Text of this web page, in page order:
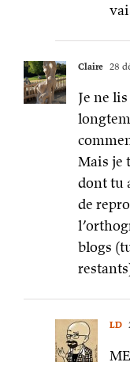
Claire 28
Je ne
Mais je
dont tu
de
blogs
LD